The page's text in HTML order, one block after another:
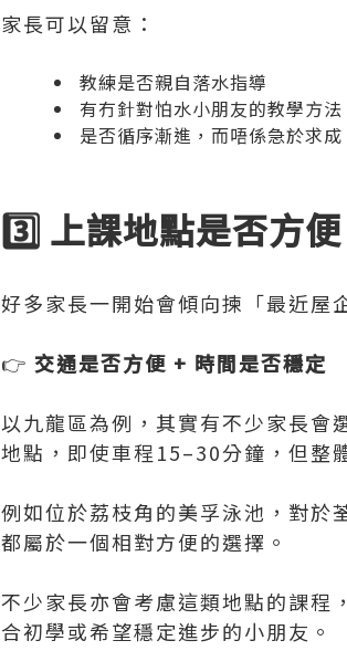
家長可以留意：
教練是否親自落水指導
有冇針對怕水小朋友的教學方法
是否循序漸進，而唔係急於求成
3️⃣ 上課地點是否方
好多家長一開始會傾向揀「最近屋
👉 交通是否方便 + 時間是否穩定
以九龍區為例，其實有不少家長會
地點，即使車程15–30分鐘，但整
例如位於荔枝角的美孚泳池，對於
都屬於一個相對方便的選擇。
不少家長亦會考慮這類地點的課程
合初學或希望穩定進步的小朋友。